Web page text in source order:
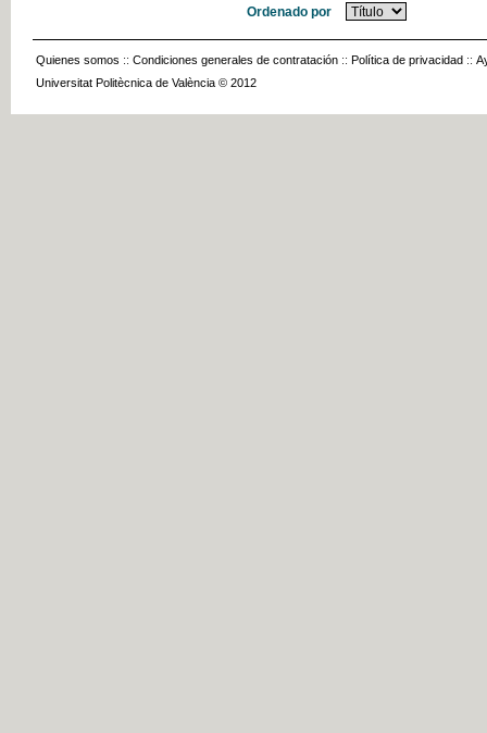
Ordenado por
Quienes somos :: Condiciones generales de contratación :: Política de privacidad ::
Universitat Politècnica de València © 2012